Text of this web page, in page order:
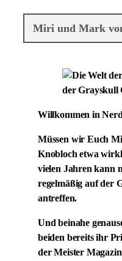
Miri und Mark
Willkommen in
Müssen wir Euch
Knobloch etwa
vielen Jahren kann
regelmäßig auf der
antreffen.
Und beinahe
beiden bereits ihr
der Meister